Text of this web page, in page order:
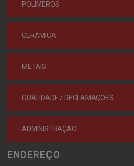
POLÍMEROS
CERÂMICA
METAIS
QUALIDADE / RECLAMAÇÕES
ADMINISTRAÇÃO
ENDEREÇO